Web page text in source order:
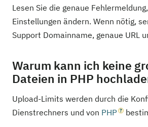
Lesen Sie die genaue
Einstellungen ändern. Wenn nötig,
Support Domainname, genaue URL
Warum kann ich keine
Dateien in PHP
Upload-Limits werden durch die
Dienstrechners und von PHP